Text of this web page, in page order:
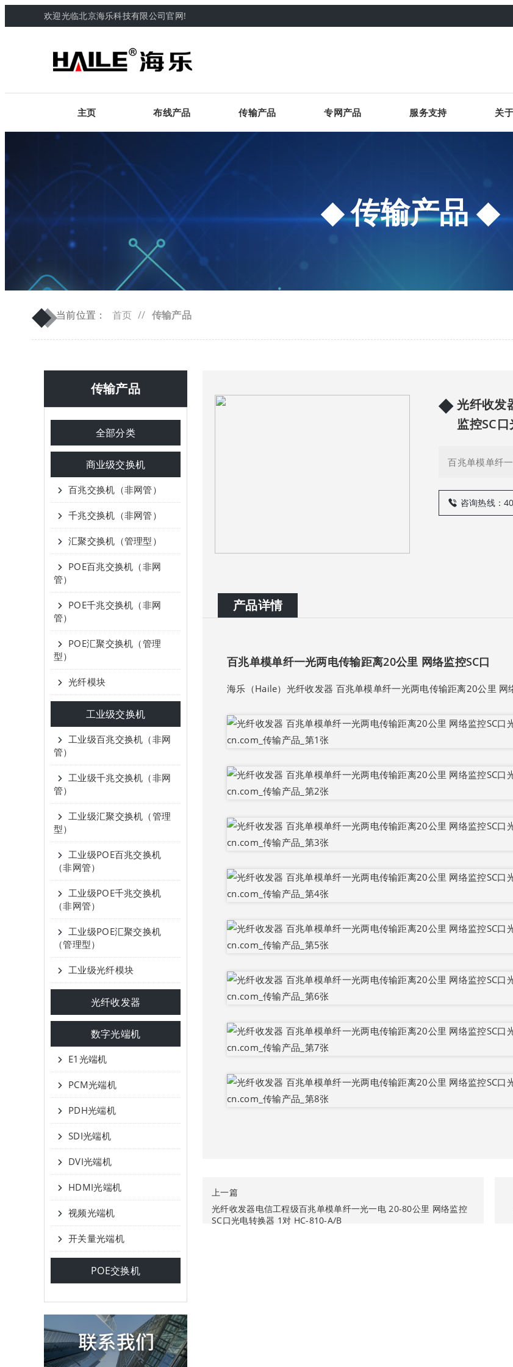
欢迎光临北京海乐科技有限公司官网!
主页 布线产品 传输产品 专网产品 服务支持 关
传输产品
◆
◆当前位置： 首页 // 传输产品
传输产品
全部分类
商业级交换机
百兆交换机（非网管）
千兆交换机（非网管）
汇聚交换机（管理型）
POE百兆交换机（非网
管）
POE千兆交换机（非网
管）
POE汇聚交换机（管理
型）
光纤模块
工业级交换机
工业级百兆交换机（非网
管）
工业级千兆交换机（非网
管）
工业级汇聚交换机（管理
型）
工业级POE百兆交换机
（非网管）
工业级POE千兆交换机
（非网管）
工业级POE汇聚交换机
（管理型）
工业级光纤模块
光纤收发器
数字光端机
E1光端机
PCM光端机
PDH光端机
SDI光端机
DVI光端机
HDMI光端机
视频光端机
开关量光端机
POE交换机
◆ 光纤收发
监控SC
百兆单模单纤
咨询热线：
产品详情
百兆单模单纤一光两电传输距离20公里 网络监控SC口
海乐（Haile）光纤收发器 百兆单模单纤一光两电传输距离20公里
上一篇
光纤收发器电信工程级百兆单模单纤一光一电 20-80公里 网络监控
SC口光电转换器 1对 HC-810-A/B